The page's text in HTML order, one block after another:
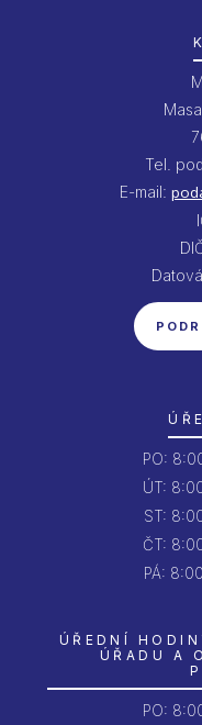
Tel.
E-mail:
PO:
ÚT:
ST:
ČT:
PÁ:
ÚŘEDNÍ
ÚŘADU A
PO: